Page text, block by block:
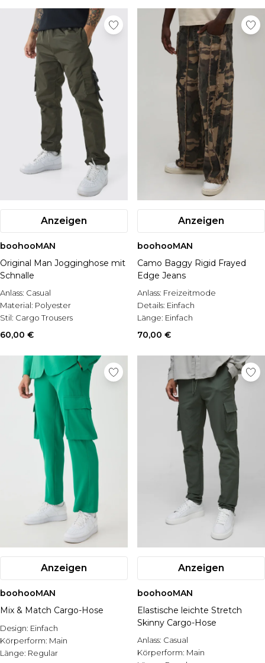
Anzeigen
boohooMAN
Original Man Jogginghose mit
Schnalle
Anlass: Casual
Material: Polyester
Stil: Cargo Trousers
60,00 €
Anzeigen
boohooMAN
Camo Baggy Rigid Frayed
Edge Jeans
Anlass: Freizeitmode
Details: Einfach
Länge: Einfach
70,00 €
Anzeigen
boohooMAN
Mix & Match Cargo-Hose
Design: Einfach
Körperform: Main
Länge: Regular
Anzeigen
boohooMAN
Elastische leichte Stretch
Skinny Cargo-Hose
Anlass: Casual
Körperform: Main